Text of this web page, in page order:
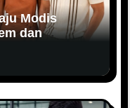
Modis
dan